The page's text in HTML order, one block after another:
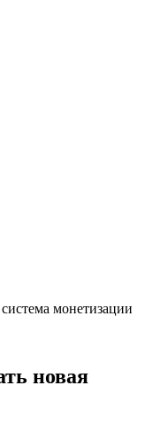
монетизации
новая